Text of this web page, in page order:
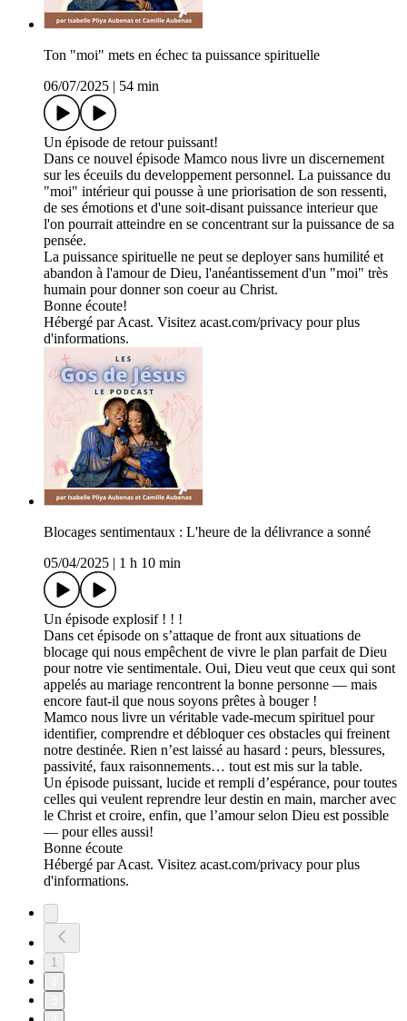
Ton "moi" mets en échec ta puissance spirituelle
06/07/2025
54 min
Un épisode de retour puissant!
Dans ce nouvel épisode Mamco nous livre un discernement
sur les éceuils du developpement personnel. La puissance du
"moi" intérieur qui pousse à une priorisation de son ressenti,
de ses émotions et d'une soit-disant puissance interieur que
l'on pourrait atteindre en se concentrant sur la puissance de sa
pensée.
La puissance spirituelle ne peut se deployer sans humilité et
abandon à l'amour de Dieu, l'anéantissement d'un "moi" très
humain pour donner son coeur au Christ.
Bonne écoute!
Hébergé par Acast. Visitez acast.com/privacy pour plus
d'informations.
Blocages sentimentaux : L'heure de la délivrance a sonné
05/04/2025
1 h 10 min
Un épisode explosif ! ! !
Dans cet épisode on s’attaque de front aux situations de
blocage qui nous empêchent de vivre le plan parfait de Dieu
pour notre vie sentimentale. Oui, Dieu veut que ceux qui sont
appelés au mariage rencontrent la bonne personne — mais
encore faut-il que nous soyons prêtes à bouger !
Mamco nous livre un véritable vade-mecum spirituel pour
identifier, comprendre et débloquer ces obstacles qui freinent
notre destinée. Rien n’est laissé au hasard : peurs, blessures,
passivité, faux raisonnements… tout est mis sur la table.
Un épisode puissant, lucide et rempli d’espérance, pour toutes
celles qui veulent reprendre leur destin en main, marcher avec
le Christ et croire, enfin, que l’amour selon Dieu est possible
— pour elles aussi!
Bonne écoute
Hébergé par Acast. Visitez acast.com/privacy pour plus
d'informations.
1